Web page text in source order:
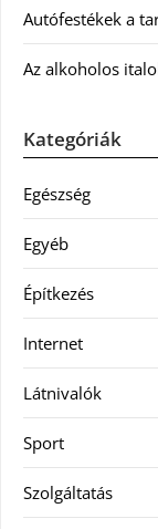
Autófestékek a
Az alkoholos
Kategóriák
Egészség
Egyéb
Építkezés
Internet
Látnivalók
Sport
Szolgáltatás